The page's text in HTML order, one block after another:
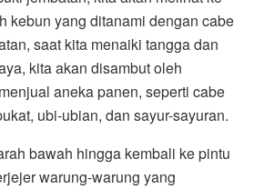
kebun yang ditanami dengan cabe
saat kita menaiki tangga dan
kita akan disambut oleh
aneka panen, seperti cabe
ubi-ubian, dan sayur-sayuran.
bawah hingga kembali ke pintu
warung-warung yang